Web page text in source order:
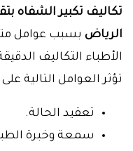
تكاليف تكبير الشفاه
الرياض بسبب عوامل
الأطباء التكاليف
تؤثر العوامل التالية
تعقيد الحالة.
سمعة وخبرة